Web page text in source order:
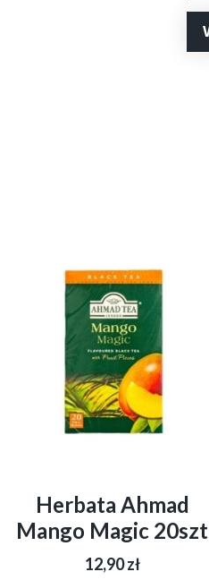
Herbata Ahmad
Mango Magic 20szt
12,90zł